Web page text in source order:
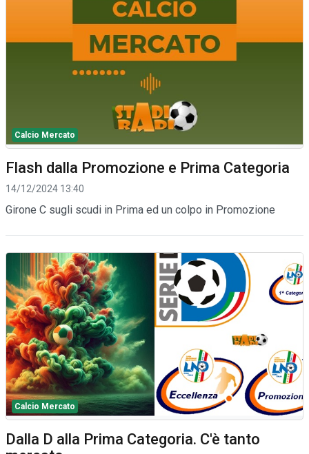
Calcio Mercato
Flash dalla Promozione e Prima Categoria
14/12/2024 13:40
Girone C sugli scudi in Prima ed un colpo in Promozione
Calcio Mercato
Dalla D alla Prima Categoria. C'è tanto